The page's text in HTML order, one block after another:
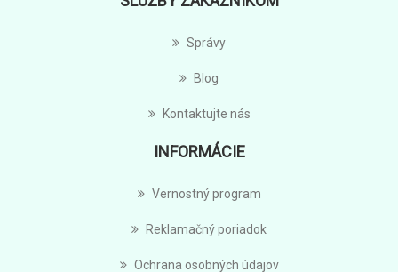
Správy
Blog
Kontaktujte nás
INFORMÁCIE
Vernostný program
Reklamačný poriadok
Ochrana osobných údajov